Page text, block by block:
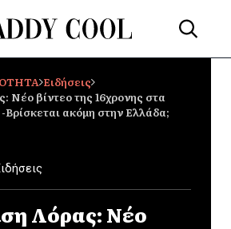
Ειδήσεις
Νέο βίντεο της 16χρονης στα
ακόμη στην Ελλάδα;
Λόρας: Νέο